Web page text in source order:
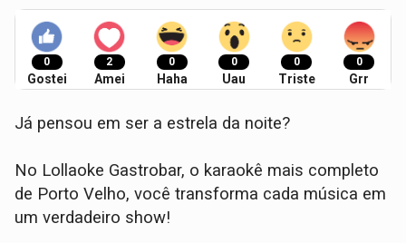
0
Gostei
2
Amei
0
Haha
0
Uau
0
Triste
0
Grr
Já pensou em ser a estrela da noite?
No Lollaoke Gastrobar, o karaokê mais completo
de Porto Velho, você transforma cada música em
um verdadeiro show!